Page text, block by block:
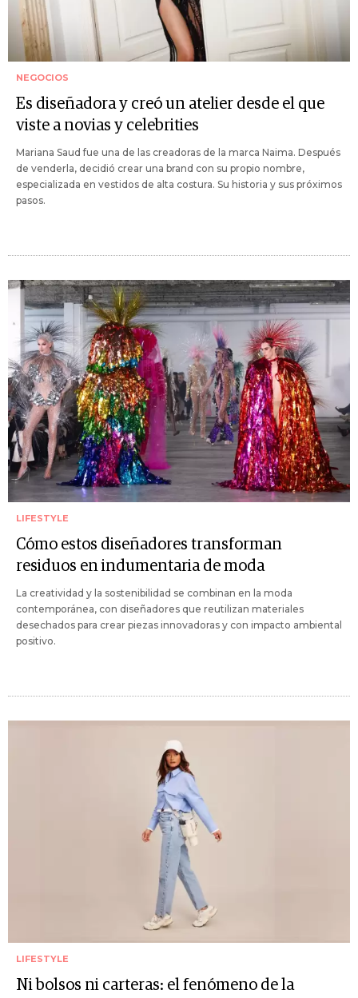
NEGOCIOS
Es diseñadora y creó un atelier desde el que
viste a novias y celebrities
Mariana Saud fue una de las creadoras de la marca Naima. Después
de venderla, decidió crear una brand con su propio nombre,
especializada en vestidos de alta costura. Su historia y sus próximos
pasos.
LIFESTYLE
Cómo estos diseñadores transforman
residuos en indumentaria de moda
La creatividad y la sostenibilidad se combinan en la moda
contemporánea, con diseñadores que reutilizan materiales
desechados para crear piezas innovadoras y con impacto ambiental
positivo.
LIFESTYLE
Ni bolsos ni carteras: el fenómeno de la